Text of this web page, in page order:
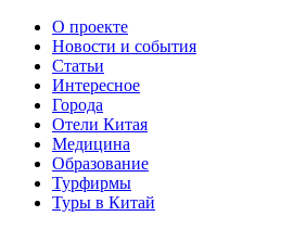
О проекте
Новости и события
Статьи
Интересное
Города
Отели Китая
Медицина
Образование
Турфирмы
Туры в Китай